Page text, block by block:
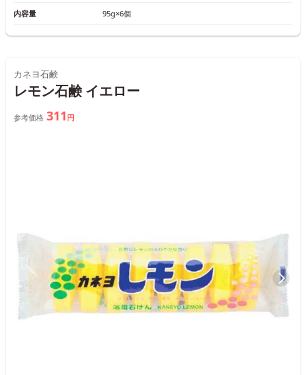
内容量 95g×6個
カネヨ石鹸
レモン石鹸 イエロー
参考価格 311 円